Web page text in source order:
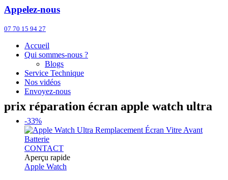
Appelez-nous
07 70 15 94 27
Accueil
Qui sommes-nous ?
Blogs
Service Technique
Nos vidéos
Envoyez-nous
prix réparation écran apple watch ultra
-33%
CONTACT
Aperçu rapide
Apple Watch